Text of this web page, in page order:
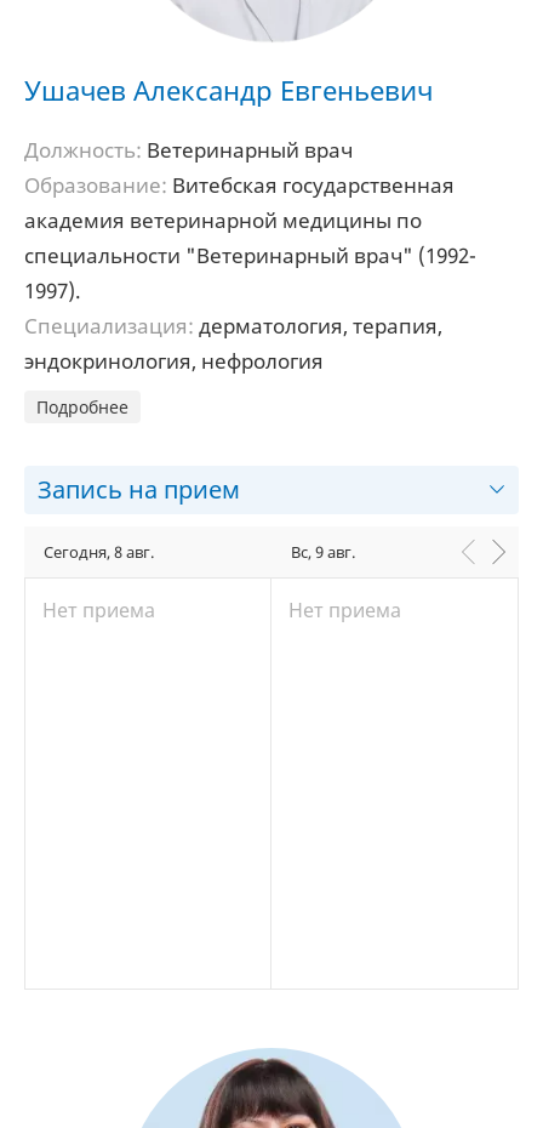
Ушачев Александр Евгеньевич
Должность: Ветеринарный врач
Образование: Витебская государственная
академия ветеринарной медицины по
специальности "Ветеринарный врач" (1992-
1997).
Специализация: дерматология, терапия,
эндокринология, нефрология
Подробнее
Запись на прием
Сегодня, 8 авг.
Нет приема
Вс, 9 авг.
Нет приема